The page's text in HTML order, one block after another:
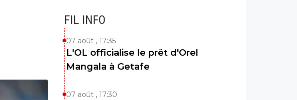
FIL INFO
07 août , 17:35
L'OL officialise le prêt d'Orel
Mangala à Getafe
07 août , 17:30